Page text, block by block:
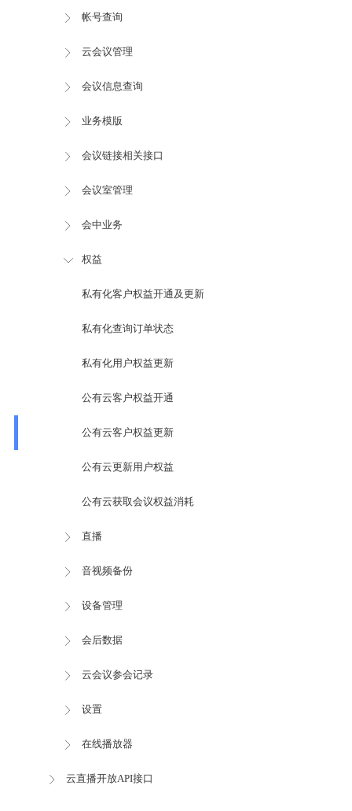
帐号查询
云会议管理
会议信息查询
业务模版
会议链接相关接口
会议室管理
会中业务
权益
私有化客户权益开通及更新
私有化查询订单状态
私有化用户权益更新
公有云客户权益开通
公有云客户权益更新
公有云更新用户权益
公有云获取会议权益消耗
直播
音视频备份
设备管理
会后数据
云会议参会记录
设置
在线播放器
云直播开放API接口